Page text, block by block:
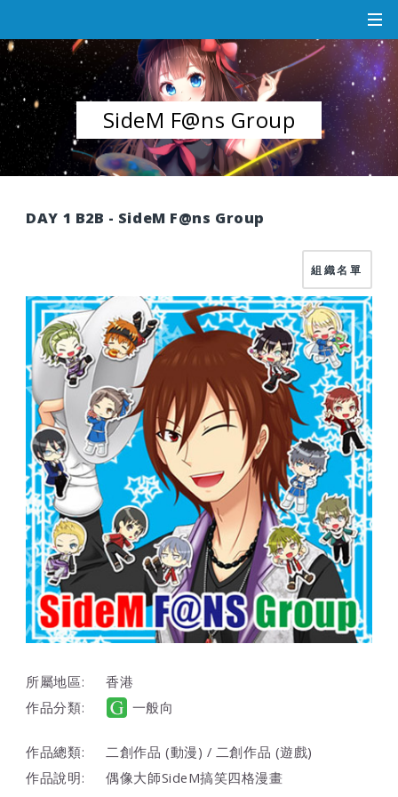
SideM F@ns Group
DAY 1 B2B - SideM F@ns Group
組織名單
所屬地區:
香港
作品分類:
一般向
作品總類:
二創作品 (動漫) / 二創作品 (遊戲)
作品說明:
偶像大師SideM搞笑四格漫畫